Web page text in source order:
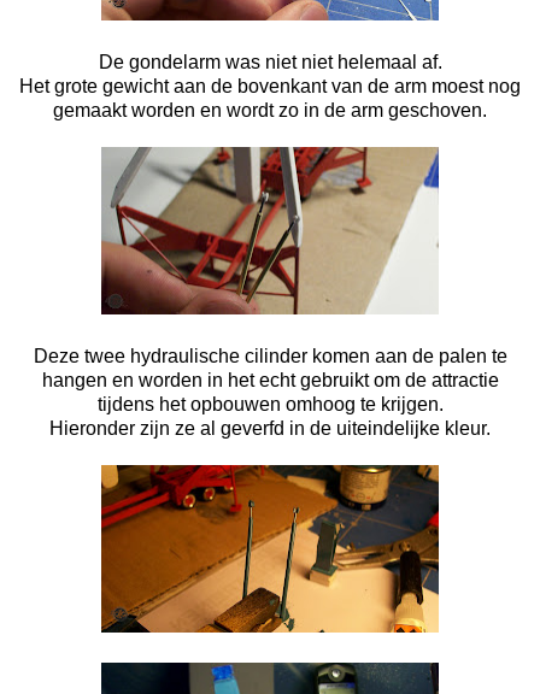
De gondelarm was niet niet helemaal af.
Het grote gewicht aan de bovenkant van de arm moest nog
gemaakt worden en wordt zo in de arm geschoven.
Deze twee hydraulische cilinder komen aan de palen te
hangen en worden in het echt gebruikt om de attractie
tijdens het opbouwen omhoog te krijgen.
Hieronder zijn ze al geverfd in de uiteindelijke kleur.